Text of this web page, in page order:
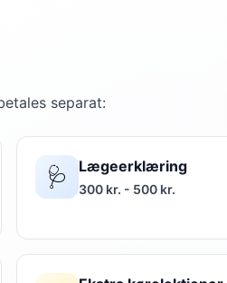
separat:
🩺 Lægeerklæring
300 kr. - 500 kr.